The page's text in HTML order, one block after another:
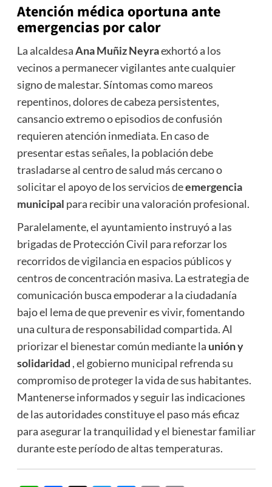
Atención médica oportuna ante
emergencias por calor
La alcaldesaAna Muñiz Neyraexhortó a los
vecinos a permanecer vigilantes ante cualquier
signo de malestar. Síntomas como mareos
repentinos, dolores de cabeza persistentes,
cansancio extremo o episodios de confusión
requieren atención inmediata. En caso de
presentar estas señales, la población debe
trasladarse al centro de salud más cercano o
solicitar el apoyo de los servicios deemergencia
municipal para recibir una valoración profesional.
Paralelamente, el ayuntamiento instruyó a las
brigadas de Protección Civil para reforzar los
recorridos de vigilancia en espacios públicos y
centros de concentración masiva. La estrategia de
comunicación busca empoderar a la ciudadanía
bajo el lema de que prevenir es vivir, fomentando
una cultura de responsabilidad compartida. Al
priorizar el bienestar común mediante la unión y
solidaridad , el gobierno municipal refrenda su
compromiso de proteger la vida de sus habitantes.
Mantenerse informados y seguir las indicaciones
de las autoridades constituye el paso más eficaz
para asegurar la tranquilidad y el bienestar familiar
durante este período de altas temperaturas.